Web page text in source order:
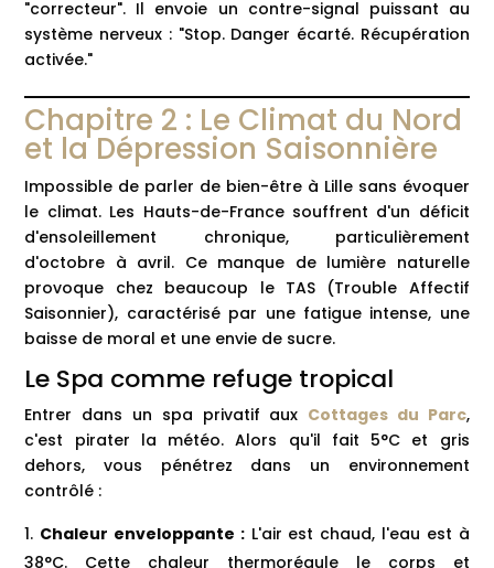
"correcteur". Il envoie un contre-signal puissant au
système nerveux : "Stop. Danger écarté. Récupération
activée."
Chapitre 2 : Le Climat du Nord
et la Dépression Saisonnière
Impossible de parler de bien-être à Lille sans évoquer
le climat. Les Hauts-de-France souffrent d'un déficit
d'ensoleillement chronique, particulièrement
d'octobre à avril. Ce manque de lumière naturelle
provoque chez beaucoup le TAS (Trouble Affectif
Saisonnier), caractérisé par une fatigue intense, une
baisse de moral et une envie de sucre.
Le Spa comme refuge tropical
Entrer dans un spa privatif aux Cottages du Parc,
c'est pirater la météo. Alors qu'il fait 5°C et gris
dehors, vous pénétrez dans un environnement
contrôlé :
Chaleur enveloppante :L'air est chaud, l'eau est à
38°C. Cette chaleur thermorégule le corps et